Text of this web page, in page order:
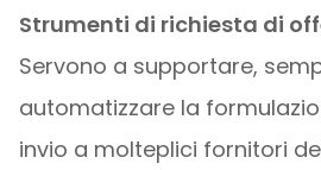
Strumenti di richiesta di
Servono a supportare,
automatizzare la
invio a molteplici fornitori